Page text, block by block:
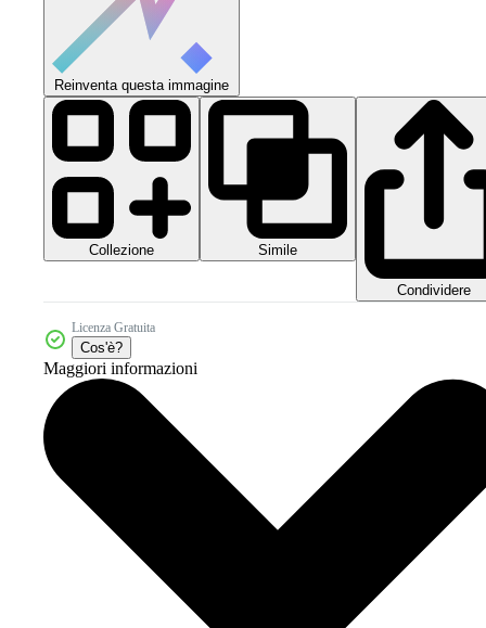
Reinventa questa immagine
Collezione Simile
Condividere
Licenza Gratuita
Cos'è?
Maggiori informazioni